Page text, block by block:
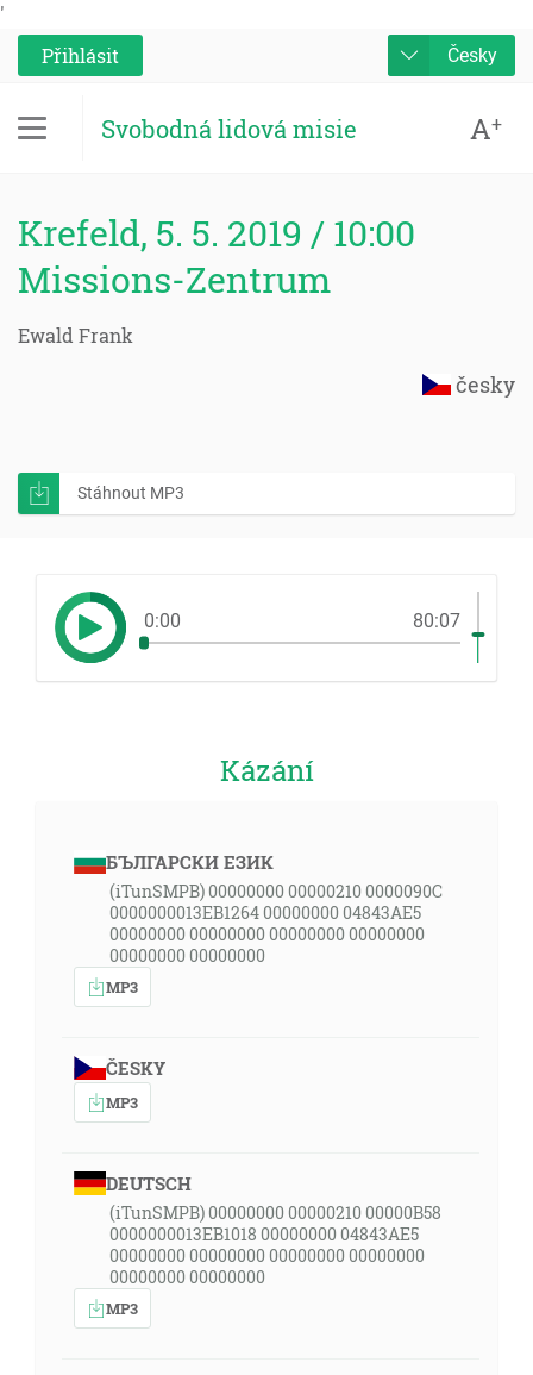
'
Přihlásit
Česky
Svobodná lidová misie A+
Krefeld, 5. 5. 2019 / 10:00
Missions-Zentrum
Ewald Frank
česky
Stáhnout MP3
0:00 80:07
Kázání
БЪЛГАРСКИ ЕЗИК
(iTunSMPB) 00000000 00000210 0000090C
0000000013EB1264 00000000 04843AE5
00000000 00000000 00000000 00000000
00000000 00000000
MP3
ČESKY
MP3
DEUTSCH
(iTunSMPB) 00000000 00000210 00000B58
0000000013EB1018 00000000 04843AE5
00000000 00000000 00000000 00000000
00000000 00000000
MP3